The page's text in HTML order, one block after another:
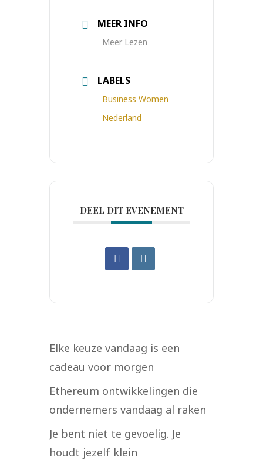
MEER INFO
Meer Lezen
LABELS
Business Women
Nederland
DEEL DIT EVENEMENT
Elke keuze vandaag is een
cadeau voor morgen
Ethereum ontwikkelingen die
ondernemers vandaag al raken
Je bent niet te gevoelig. Je
houdt jezelf klein